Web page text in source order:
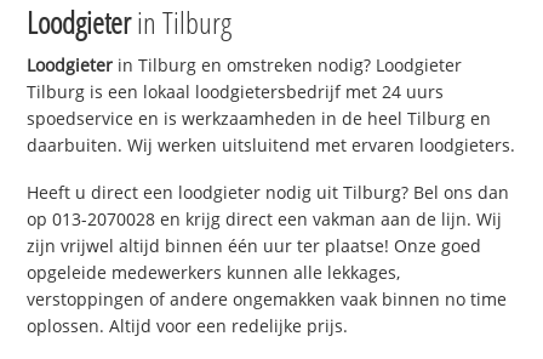
Loodgieterin Tilburg
Loodgieter in Tilburg en omstreken nodig? Loodgieter
Tilburg is een lokaal loodgietersbedrijf met 24 uurs
spoedservice en is werkzaamheden in de heel Tilburg en
daarbuiten. Wij werken uitsluitend met ervaren loodgieters.
Heeft u direct een loodgieter nodig uit Tilburg? Bel ons dan
op 013-2070028 en krijg direct een vakman aan de lijn. Wij
zijn vrijwel altijd binnen één uur ter plaatse! Onze goed
opgeleide medewerkers kunnen alle lekkages,
verstoppingen of andere ongemakken vaak binnen no time
oplossen. Altijd voor een redelijke prijs.